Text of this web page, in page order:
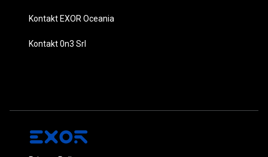
Kontakt EXOR Oceania
Kontakt 0n3 Srl